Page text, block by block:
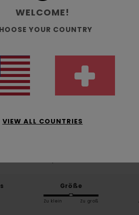
Bewertung
5.0/5
Größe
Zu klein Zu groß
WELCOME!
YOUR COUNTRY
VIEW ALL COUNTRIES